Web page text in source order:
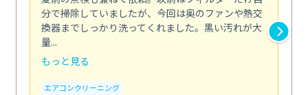
分で掃除していましたが、今回は奥のファンや熱交
換器までしっかり洗ってくれました。黒い汚れが大
量...
もっと見る
エアコンクリーニング